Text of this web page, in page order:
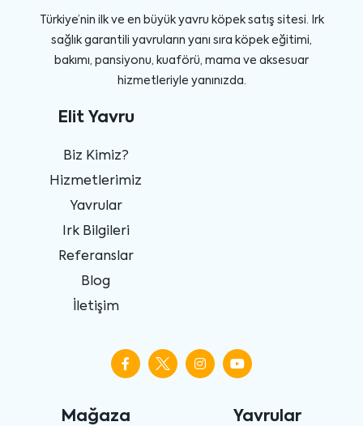
Türkiye’nin ilk ve en büyük yavru köpek satış sitesi. Irk
sağlık garantili yavruların yanı sıra köpek eğitimi,
bakımı, pansiyonu, kuaförü, mama ve aksesuar
hizmetleriyle yanınızda.
Elit Yavru
Biz Kimiz?
Hizmetlerimiz
Yavrular
Irk Bilgileri
Referanslar
Blog
İletişim
Mağaza Yavrular